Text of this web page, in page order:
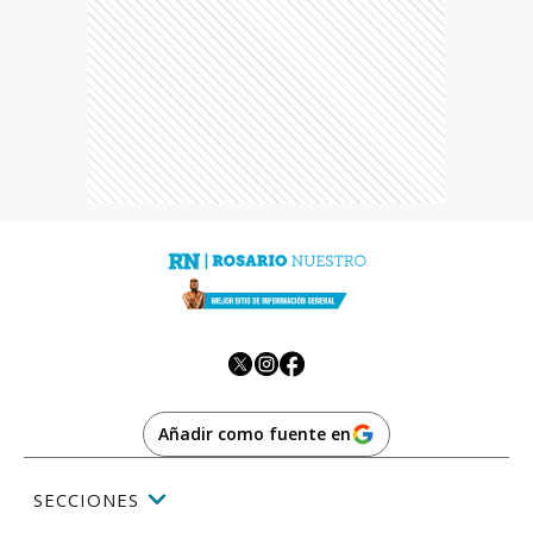
Añadir como fuente en
SECCIONES